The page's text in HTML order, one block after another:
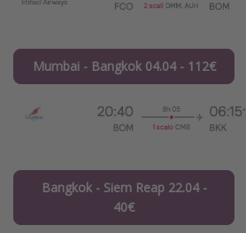
Mumbai - Bangkok 04.04 - 112€
Bangkok - Siem Reap 22.04 -
40€